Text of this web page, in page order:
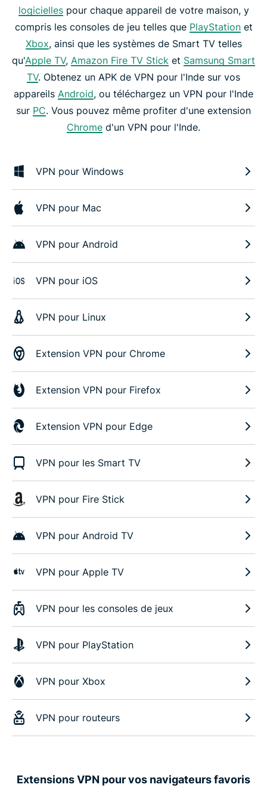
logiciellespour chaque appareil de votre maison, y
compris les consoles de jeu telles que PlayStationet
Xbox, ainsi que les systèmes de Smart TV telles
qu'Apple TV, Amazon Fire TV Stick et Samsung Smart
TV. Obtenez un APK de VPN pour l'Inde sur vos
appareils Android, ou téléchargez un VPN pour l'Inde
sur PC. Vous pouvez même profiter d'une extension
Chrome d'un VPN pour l'Inde.
VPN pour Windows
VPN pour Mac
VPN pour Android
VPN pour iOS
VPN pour Linux
Extension VPN pour Chrome
Extension VPN pour Firefox
Extension VPN pour Edge
VPN pour les Smart TV
VPN pour Fire Stick
VPN pour Android TV
VPN pour Apple TV
VPN pour les consoles de jeux
VPN pour PlayStation
VPN pour Xbox
VPN pour routeurs
Extensions VPN pour vos navigateurs favoris